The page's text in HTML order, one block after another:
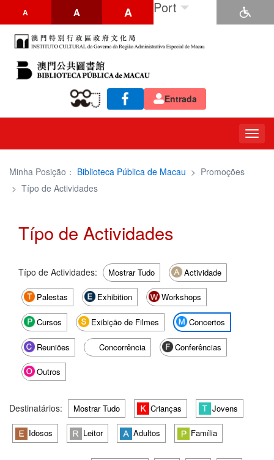
A A A Port
Entrada
Minha Posição： Biblioteca Pública de Macau > Promoções
> Típo de Actividades
Típo de Actividades
Típo de Actividades: Mostrar Tudo Actividade
Palestas Exhibition Workshops
Cursos Exibição de Filmes Concertos
Reuniões Concorrência Conferências
Outros
Destinatários: Mostrar Tudo Crianças Jovens
Idosos Leitor Adultos Família